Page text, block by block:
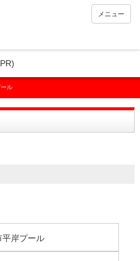
メニュー
ル
平岸プール